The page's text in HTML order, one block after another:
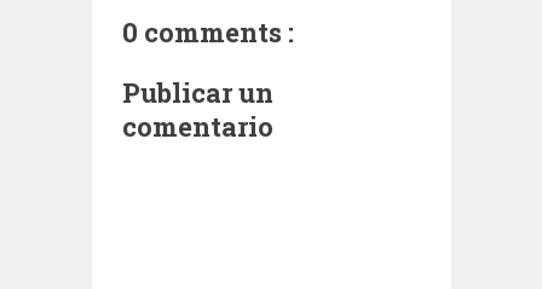
0 comments :
Publicar un
comentario